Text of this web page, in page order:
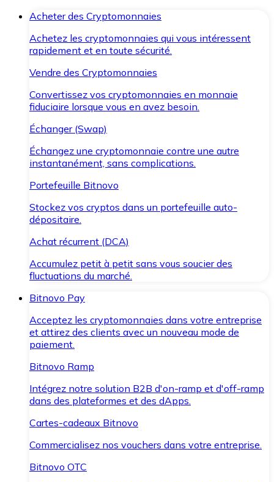
Acheter des Cryptomonnaies
Achetez les cryptomonnaies qui vous intéressent
rapidement et en toute sécurité.
Vendre des Cryptomonnaies
Convertissez vos cryptomonnaies en monnaie
fiduciaire lorsque vous en avez besoin.
Échanger (Swap)
Échangez une cryptomonnaie contre une autre
instantanément, sans complications.
Portefeuille Bitnovo
Stockez vos cryptos dans un portefeuille auto-
dépositaire.
Achat récurrent (DCA)
Accumulez petit à petit sans vous soucier des
fluctuations du marché.
Bitnovo Pay
Acceptez les cryptomonnaies dans votre entreprise
et attirez des clients avec un nouveau mode de
paiement.
Bitnovo Ramp
Intégrez notre solution B2B d'on-ramp et d'off-ramp
dans des plateformes et des dApps.
Cartes-cadeaux Bitnovo
Commercialisez nos vouchers dans votre entreprise.
Bitnovo OTC